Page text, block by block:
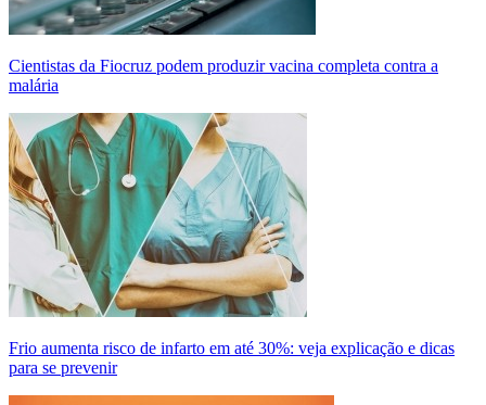
Cientistas da Fiocruz podem produzir vacina completa contra a
malária
Frio aumenta risco de infarto em até 30%: veja explicação e dicas
para se prevenir